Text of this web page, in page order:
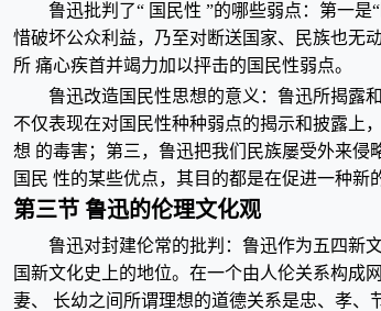
鲁迅批判了“ 国民性 ”的哪些弱点：第一
惜破坏公众利益，乃至对断送国家、民族也无
所 痛心疾首并竭力加以抨击的国民性弱点。
鲁迅改造国民性思想的意义：鲁迅所揭露
不仅表现在对国民性种种弱点的揭示和披露上
想 的毒害；第三，鲁迅把我们民族屡受外来
国民 性的某些优点，其目的都是在促进一种新
第三节 鲁迅的伦理文化观
鲁迅对封建伦常的批判：鲁迅作为五四新
国新文化史上的地位。在一个由人伦关系构成
妻、 长幼之间所谓理想的道德关系是忠、孝、